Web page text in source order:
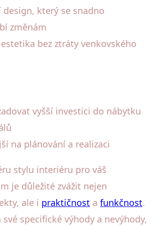
design, který se snadno
změnám
bez ztráty venkovského
vyšší investici do nábytku
na plánování a realizaci
stylu interiéru pro váš
je důležité zvážit nejen
ale i praktičnost a funkčnost.
své specifické výhody a nevýhody,